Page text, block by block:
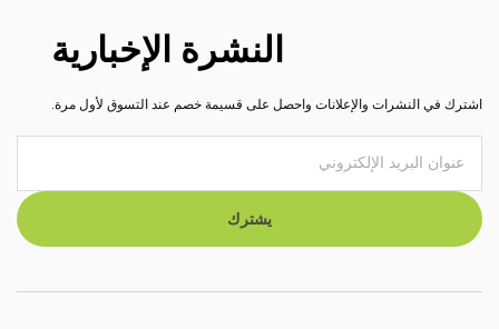
النشرة الإخبارية
اشترك في النشرات والإعلانات واحصل على قسيمة خصم عند التسوق لأول مرة.
يشترك